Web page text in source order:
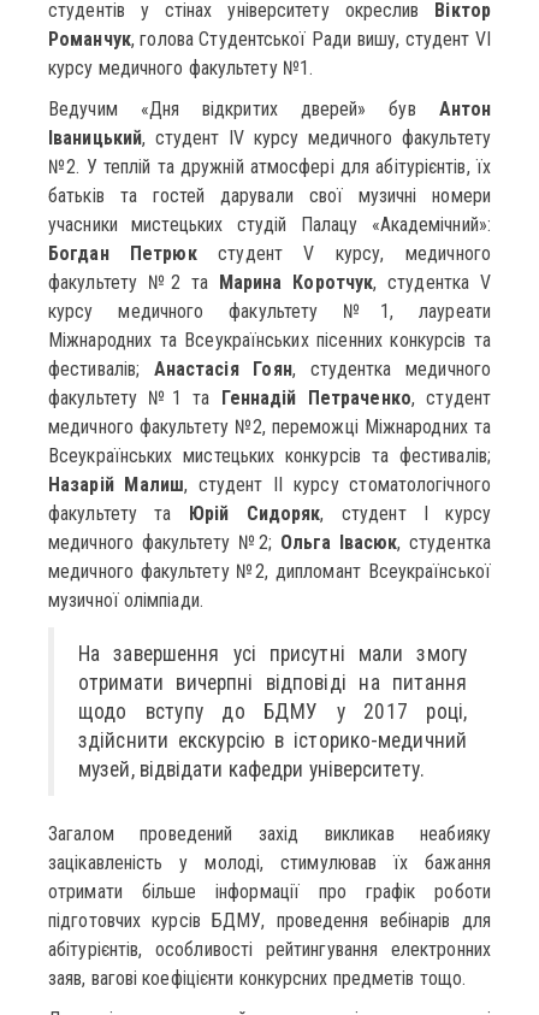
студентів у стінах університету окреслив Віктор
Романчук, голова Студентської Ради вишу, студент VI
курсу медичного факультету №1.
Ведучим «Дня відкритих дверей» був Антон
Іваницький, студент IV курсу медичного факультету
№2. У теплій та дружній атмосфері для абітурієнтів, їх
батьків та гостей дарували свої музичні номери
учасники мистецьких студій Палацу «Академічний»:
Богдан Петрюкстудент V курсу, медичного
факультету №2 та Марина Коротчук, студентка V
курсу медичного факультету №1, лауреати
Міжнародних та Всеукраїнських пісенних конкурсів та
фестивалів; Анастасія Гоян, студентка медичного
факультету №1 та Геннадій Петраченко, студент
медичного факультету №2, переможці Міжнародних та
Всеукраїнських мистецьких конкурсів та фестивалів;
Назарій Малиш, студент II курсу стоматологічного
факультету та Юрій Сидоряк, студент I курсу
медичного факультету №2; Ольга Івасюк, студентка
медичного факультету №2, дипломант Всеукраїнської
музичної олімпіади.
На завершення усі присутні мали змогу
отримати вичерпні відповіді на питання
щодо вступу до БДМУ у 2017 році,
здійснити екскурсію в історико-медичний
музей, відвідати кафедри університету.
Загалом проведений захід викликав неабияку
зацікавленість у молоді, стимулював їх бажання
отримати більше інформації про графік роботи
підготовчих курсів БДМУ, проведення вебінарів для
абітурієнтів, особливості рейтингування електронних
заяв, вагові коефіцієнти конкурсних предметів тощо.